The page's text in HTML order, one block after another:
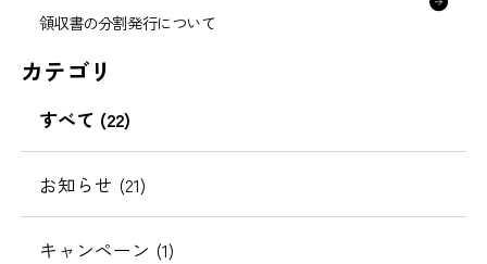
領収書の分割発行について
カテゴリ
すべて (22)
お知らせ (21)
キャンペーン (1)